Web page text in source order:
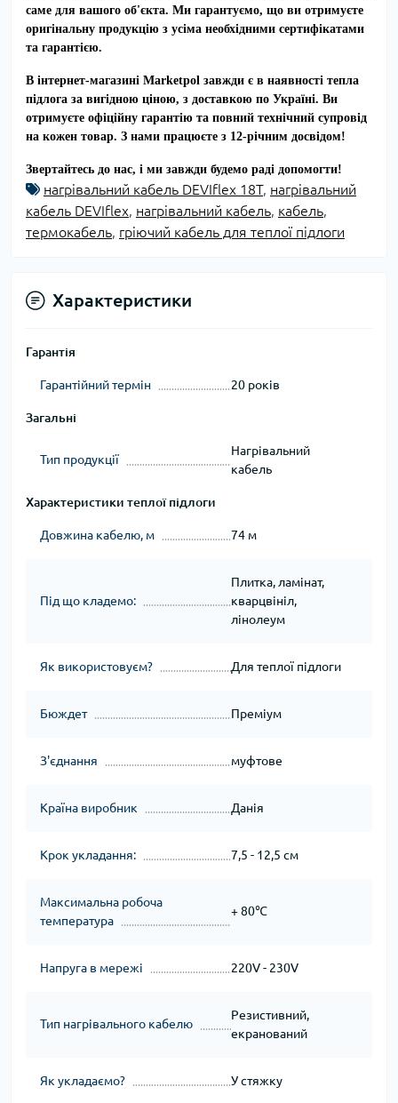
саме для вашого об'єкта. Ми гарантуємо, що ви отримуєте
оригінальну продукцію з усіма необхідними сертифікатами
та гарантією.
В інтернет-магазині Marketpol завжди є в наявності тепла
підлога за вигідною ціною, з доставкою по Україні. Ви
отримуєте офіційну гарантію та повний технічний супровід
на кожен товар. З нами працюєте з 12-річним досвідом!
Звертайтесь до нас, і ми завжди будемо раді допомогти!
нагрівальний кабель DEVIflex 18Т, нагрівальний
кабель DEVIflex нагрівальний кабель кабель
термокабель гріючий кабель для теплої підлоги
Характеристики
Гарантія
Гарантійний термін 20 років
Загальні
Тип продукції
Нагрівальний
кабель
Характеристики теплої підлоги
Довжина кабелю, м 74 м
Під що кладемо:
Плитка, ламінат,
кварцвініл,
лінолеум
Як використовуєм? Для теплої підлоги
Бюждет Преміум
З'єднання муфтове
Країна виробник Данія
Крок укладання: 7,5 - 12,5 см
Максимальна робоча
температура
+ 80℃
Напруга в мережі 220V - 230V
Тип нагрівального кабелю
Резистивний,
екранований
Як укладаємо? У стяжку